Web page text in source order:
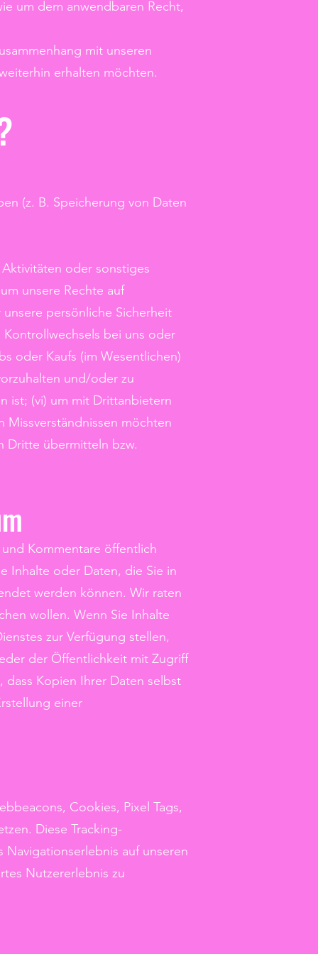
um dem anwendbaren Recht,
mit unseren
erhalten möchten.
(z. B. Speicherung von Daten
oder sonstiges
unsere Rechte auf
persönliche Sicherheit
bei uns oder
oder Kaufs (im Wesentlichen)
und/oder zu
ist; (vi) um mit Drittanbietern
Missverständnissen möchten
Dritte übermitteln bzw.
Kommentare öffentlich
Inhalte oder Daten, die Sie in
werden können. Wir raten
wollen. Wenn Sie Inhalte
zur Verfügung stellen,
der Öffentlichkeit mit Zugriff
Kopien Ihrer Daten selbst
einer
Cookies, Pixel Tags,
Diese Tracking-
auf unseren
Nutzererlebnis zu